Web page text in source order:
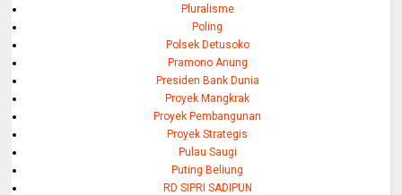
Pluralisme
Poling
Polsek Detusoko
Pramono Anung
Presiden Bank Dunia
Proyek Mangkrak
Proyek Pembangunan
Proyek Strategis
Pulau Saugi
Puting Beliung
RD SIPRI SADIPUN